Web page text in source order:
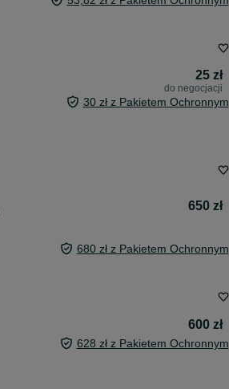
25 zł
do negocjacji
30 zł z Pakietem Ochronnym
650 zł
680 zł z Pakietem Ochronnym
600 zł
628 zł z Pakietem Ochronnym